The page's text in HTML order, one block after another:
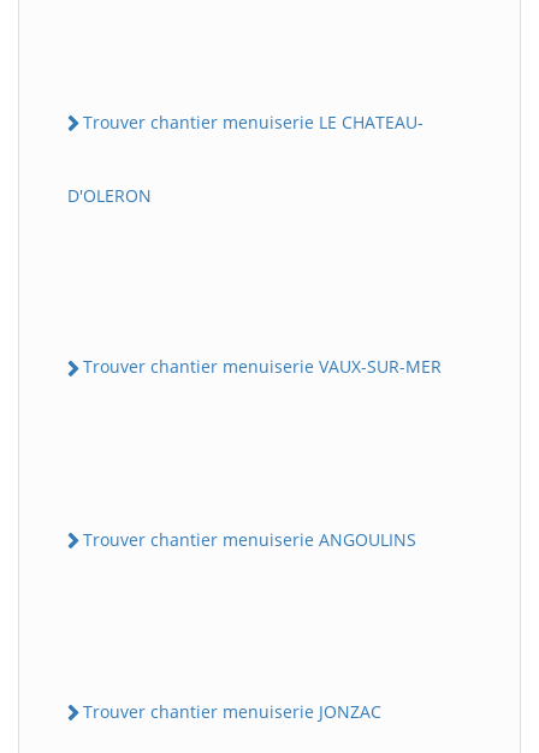
Trouver chantier menuiserie LE CHATEAU-
D'OLERON
Trouver chantier menuiserie VAUX-SUR-MER
Trouver chantier menuiserie ANGOULINS
Trouver chantier menuiserie JONZAC